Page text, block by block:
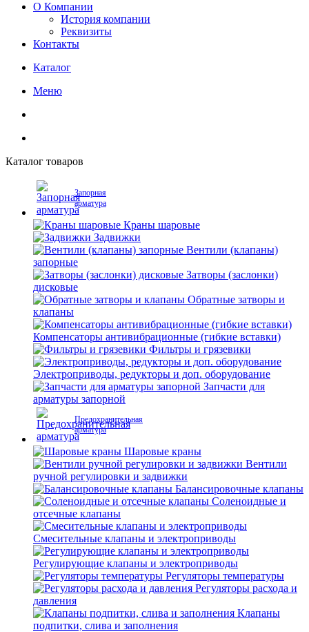
О Компании
История компании
Реквизиты
Контакты
Каталог
Меню
Каталог товаров
Запорная
арматура
Краны шаровые
Задвижки
Вентили (клапаны)
запорные
Затворы (заслонки)
дисковые
Обратные затворы и
клапаны
Компенсаторы антивибрационные (гибкие вставки)
Фильтры и грязевики
Электроприводы, редукторы и доп. оборудование
Запчасти для
арматуры запорной
Предохранительная
арматура
Шаровые краны
Вентили
ручной регулировки и задвижки
Балансировочные клапаны
Соленоидные и
отсечные клапаны
Смесительные клапаны и электроприводы
Регулирующие клапаны и электроприводы
Регуляторы температуры
Регуляторы расхода и
давления
Клапаны
подпитки, слива и заполнения